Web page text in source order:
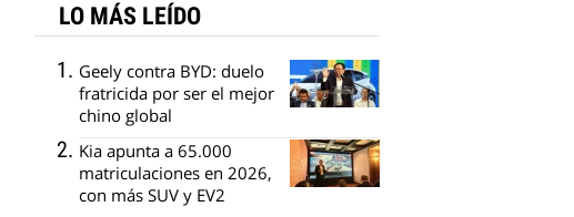
LO MÁS LEÍDO
Geely contra BYD: duelo
fratricida por ser el mejor
chino global
Kia apunta a 65.000
matriculaciones en 2026,
con más SUV y EV2